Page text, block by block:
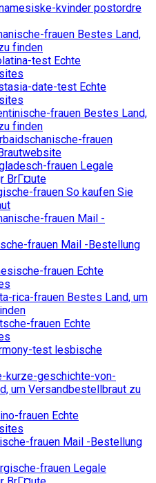
kvinder postordre
frauen Bestes Land,
finden
test Echte
date-test Echte
frauen Bestes Land,
finden
frauen
frauen Legale
BrГ¤ute
frauen So kaufen Sie
frauen Mail -
frauen Mail -Bestellung
frauen Echte
rica-frauen Bestes Land, um
frauen Echte
test lesbische
kurze-geschichte-von-
um Versandbestellbraut zu
frauen Echte
frauen Mail -Bestellung
frauen Legale